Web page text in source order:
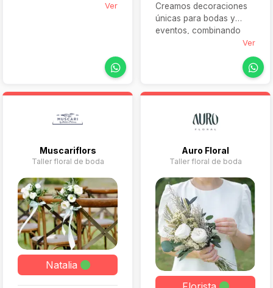
el mundo de las bodas.
atento y personalizado.
ganado la confianza y
Ver
Creamos decoraciones
únicas para bodas y
eventos, combinando
creatividad, sensibilidad
trabajo va más allá de las
flores: se trata de
emocionar y acompañar
momentos especiales
Ver
Muscariflors
Taller floral de boda
Natalia
Auro Floral
Taller floral de boda